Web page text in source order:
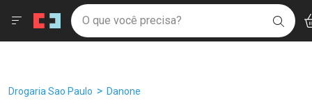
Drogaria São Paulo
Ir direto para a home
pela página
Ir direto para o conteúdo
Ir direto para a busca
Ir direto para a notificações
Faça a sua busca
O que você precisa?
Menu
Breadcrumb
Drogaria Sao Paulo Danone
Âncoras
Filtros Ordenar por